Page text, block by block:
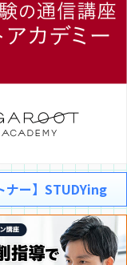
ナー】STUDYing